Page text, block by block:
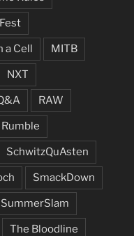
a Cell MITB
NXT
RAW
Rumble
SchwitzQuAsten
SmackDown
SummerSlam
The Bloodline